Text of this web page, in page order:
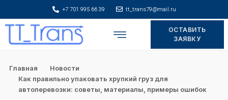
+7 701 995 66 39 tt_trans79@mail.ru
ОСТАВИТЬ
ЗАЯВКУ
Главная
Новости
Как правильно упаковать хрупкий груз для
автоперевозки: советы, материалы, примеры ошибок